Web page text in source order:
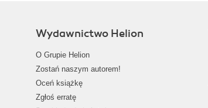
Wydawnictwo Helion
O Grupie Helion
Zostań naszym autorem!
Oceń książkę
Zgłoś erratę